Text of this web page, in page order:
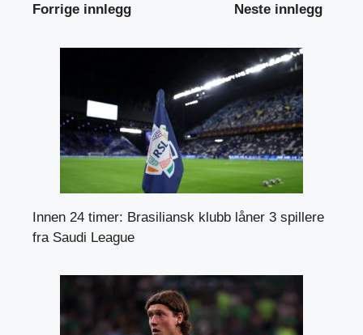
Forrige innlegg Neste innlegg
Innen 24 timer: Brasiliansk klubb låner 3 spillere
fra Saudi League